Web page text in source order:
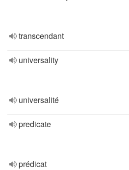
transcendant
universality
universalité
predicate
prédicat